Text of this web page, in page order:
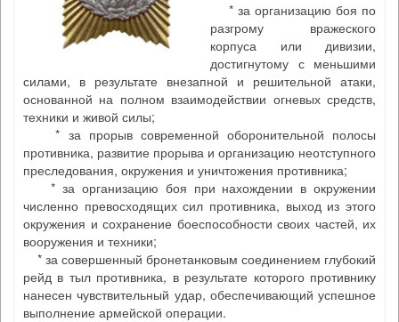
* за организацию боя по
разгрому вражеского
корпуса или дивизии,
достигнутому с меньшими
силами, в результате внезапной и решительной атаки,
основанной на полном взаимодействии огневых средств,
техники и живой силы;
* за прорыв современной оборонительной полосы
противника, развитие прорыва и организацию неотступного
преследования, окружения и уничтожения противника;
* за организацию боя при нахождении в окружении
численно превосходящих сил противника, выход из этого
окружения и сохранение боеспособности своих частей, их
вооружения и техники;
* за совершенный бронетанковым соединением глубокий
рейд в тыл противника, в результате которого противнику
нанесен чувствительный удар, обеспечивающий успешное
выполнение армейской операции.